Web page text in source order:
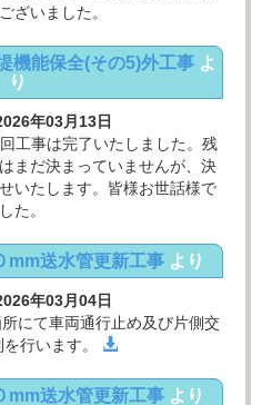
ざいました。
機能保全(その5)外工事 よ
り
年03月13日
工事は完了いたしました。残
まだ決まっていませんが、決
いたします。皆様お世話様で
した。
mm送水管更新工事より
年03月04日
にて車両通行止め及び片側交
行います。
mm送水管更新工事より